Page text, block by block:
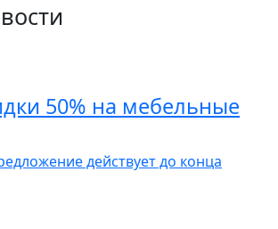
50% на мебельные
действует до конца